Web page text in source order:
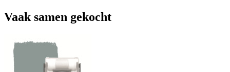
Vaak samen gekocht